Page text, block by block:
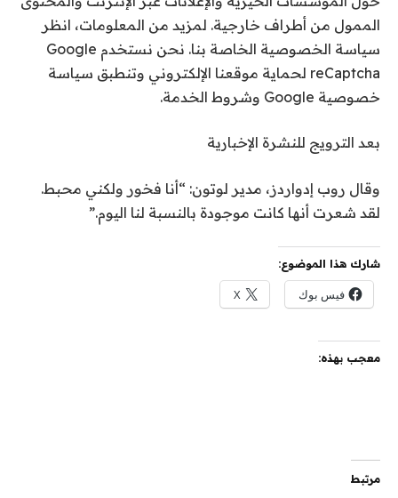
الممول من أطراف خارجية. لمزيد من المعلومات، انظر
سياسة الخصوصية الخاصة بنا. نحن نستخدم Google
reCaptcha لحماية موقعنا الإلكتروني وتنطبق سياسة
خصوصية Google وشروط الخدمة.
بعد الترويج للنشرة الإخبارية
وقال روب إدواردز، مدير لوتون: “أنا فخور ولكني محبط.
لقد شعرت أنها كانت موجودة بالنسبة لنا اليوم.”
شارك هذا الموضوع:
فيس بوك X
معجب بهذه:
مرتبط